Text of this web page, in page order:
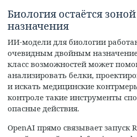
Биология остаётся
назначения
ИИ-модели для биологии
очевидным двойным
класс возможностей может
анализировать белки,
и искать медицинские
контроле такие инструменты
опасные действия.
OpenAI прямо связывает запуск